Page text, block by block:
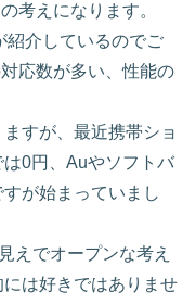
考えになります。
紹介しているのでご
応数が多い、性能の
すが、最近携帯ショ
0円、Auやソフトバ
が始まっていまし
えでオープンな考え
は好きではありませ